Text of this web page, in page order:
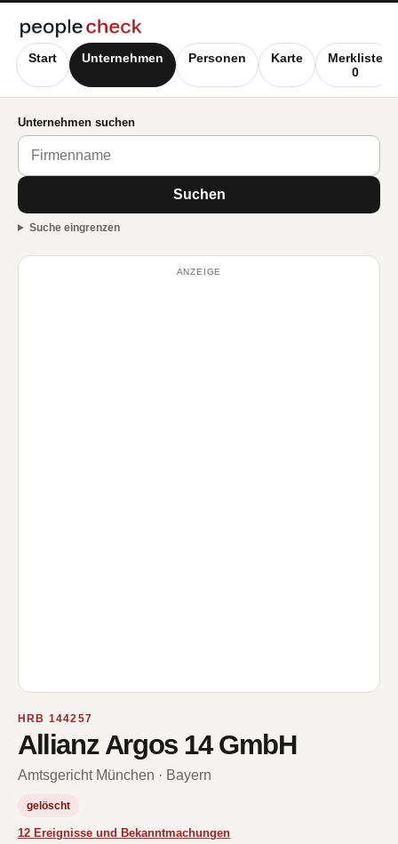
Start Unternehmen Personen Karte
Merkliste
0
Unternehmen suchen
Suchen
Suche eingrenzen
ANZEIGE
HRB 144257
Allianz Argos 14 GmbH
Amtsgericht München · Bayern
gelöscht
12 Ereignisse und Bekanntmachungen